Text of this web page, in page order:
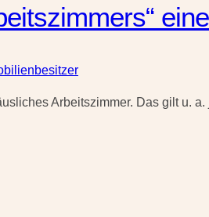
Arbeitszimmer. Das gilt u.